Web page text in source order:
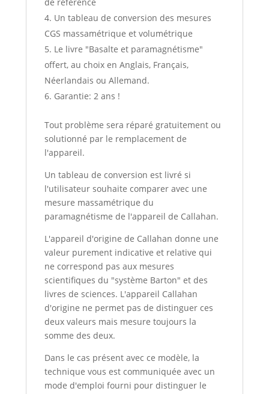
Un tableau de conversion des mesures
CGS massamétrique et volumétrique
Le livre "Basalte et paramagnétisme"
offert, au choix en Anglais, Français,
Néerlandais ou Allemand.
Garantie: 2 ans !
Tout problème sera réparé gratuitement ou
solutionné par le remplacement de
l'appareil.
Un tableau de conversion est livré si
l'utilisateur souhaite comparer avec une
mesure massamétrique du
paramagnétisme de l'appareil de Callahan.
L'appareil d'origine de Callahan donne une
valeur purement indicative et relative qui
ne correspond pas aux mesures
scientifiques du "système Barton" et des
livres de sciences. L'appareil Callahan
d'origine ne permet pas de distinguer ces
deux valeurs mais mesure toujours la
somme des deux.
Dans le cas présent avec ce modèle, la
technique vous est communiquée avec un
mode d'emploi fourni pour distinguer le